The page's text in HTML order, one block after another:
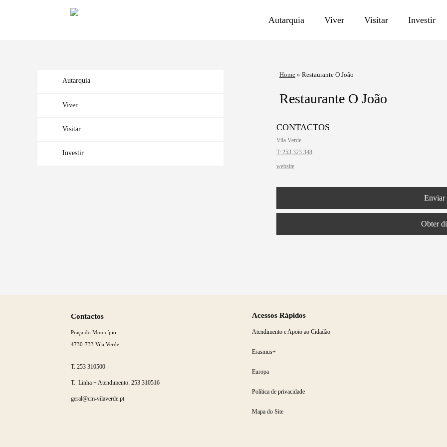
Autarquia Viver Visitar Investir
Autarquia
Viver
Visitar
Investir
Home» Restaurante O João
Restaurante O João
CONTACTOS
Vila Verde
T: 253 323 348
website
Enviar
Obter
Contactos
Praça do Município
4730-733 Vila Verde
T. 253 310500
T. Linha + Atendimento: 253 310516
geral@cm-vilaverde.pt
Acessos Rápidos
Atendimento e Apoio ao Cidadão
Erasmus+
Europa
Política de privacidade
Mapa do Site